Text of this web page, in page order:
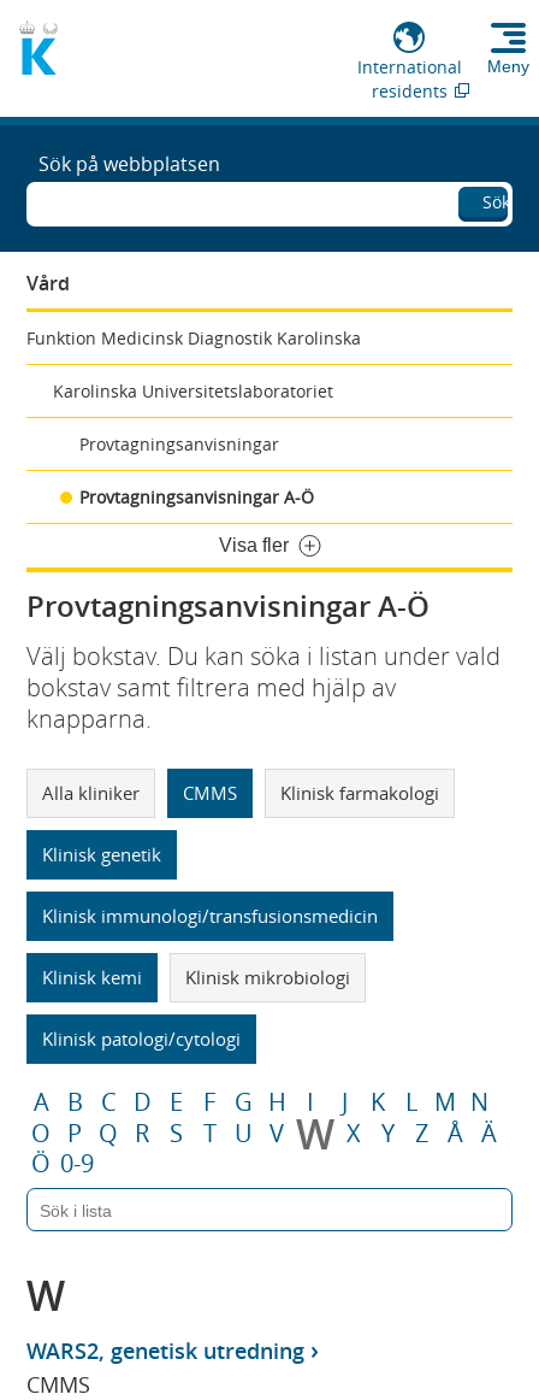
International
residents
Meny
Sök på webbplatsen
Sök
Vård
Funktion Medicinsk Diagnostik Karolinska
Karolinska Universitetslaboratoriet
Provtagningsanvisningar
Provtagningsanvisningar A-Ö
Visa fler
Provtagningsanvisningar A-Ö
Välj bokstav. Du kan söka i listan under vald
bokstav samt filtrera med hjälp av
knapparna.
Alla kliniker CMMS Klinisk farmakologi
Klinisk genetik
Klinisk immunologi/transfusionsmedicin
Klinisk kemi Klinisk mikrobiologi
Klinisk patologi/cytologi
A B C D E F G H I J K L M N
O
P Q R S T U V W X Y Z Å Ä
Ö 0-9
W
WARS2, genetisk utredning
CMMS